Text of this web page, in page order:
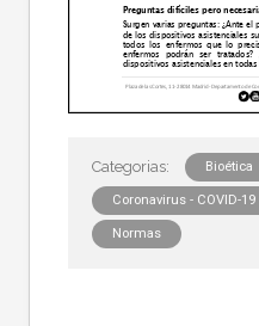
Bioética
Coronavirus - COVID-19
Normas